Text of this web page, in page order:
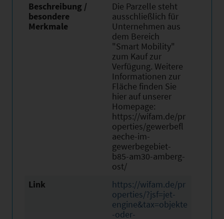
Beschreibung /
besondere
Merkmale
Die Parzelle steht
ausschließlich für
Unternehmen aus
dem Bereich
"Smart Mobility"
zum Kauf zur
Verfügung. Weitere
Informationen zur
Fläche finden Sie
hier auf unserer
Homepage:
https://wifam.de/pr
operties/gewerbefl
aeche-im-
gewerbegebiet-
b85-am30-amberg-
ost/
Link
https://wifam.de/pr
operties/?jsf=jet-
engine&tax=objekte
-oder-